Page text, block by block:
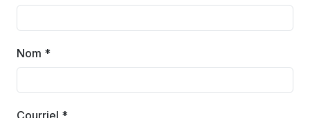
Nom *
Courriel *